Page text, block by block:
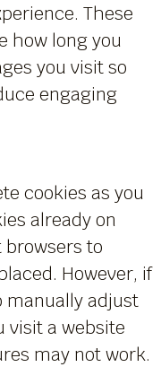
These
how long you
you visit so
engaging
cookies as you
already on
to
However, if
manually adjust
visit a website
may not work.